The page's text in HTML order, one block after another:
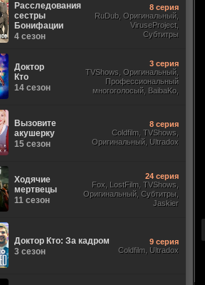
Расследования
сестры
Бонифации
4 сезон
8 серия
RuDub, Оригинальный,
ViruseProject,
Субтитры
Доктор
Кто
14 сезон
3 серия
TVShows, Оригинальный,
Профессиональный
многоголосый, BaibaKo,
Вызовите
акушерку
15 сезон
8 серия
Coldfilm, TVShows,
Оригинальный, Ultradox
Ходячие
мертвецы
11 сезон
24 серия
Fox, LostFilm, TVShows,
Оригинальный, Субтитры,
Jaskier
Доктор Кто: За кадром
3 сезон
9 серия
Coldfilm, Ultradox